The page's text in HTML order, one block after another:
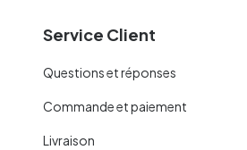
Service Client
Questions et réponses
Commande et paiement
Livraison